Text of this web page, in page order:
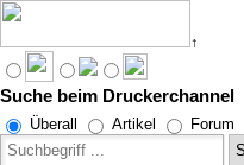
↑
Suche beim Druckerchannel
Überall Artikel Forum
Angebote